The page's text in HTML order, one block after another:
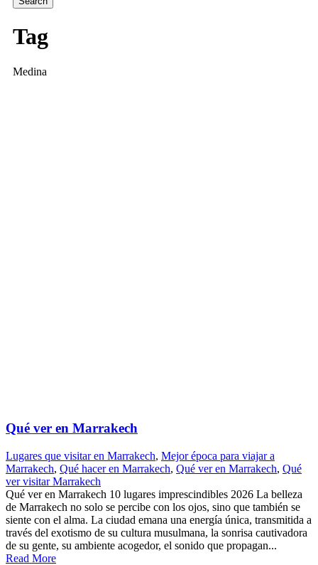
Tag
Medina
Qué ver en Marrakech
Lugares que visitar en Marrakech, Mejor época para viajar a
Marrakech, Qué hacer en Marrakech, Qué ver en Marrakech, Qué
ver visitar Marrakech
Qué ver en Marrakech 10 lugares imprescindibles 2026 La belleza
de Marrakech no solo se percibe con los ojos, sino que también se
siente con el alma. La ciudad emana una energía única, transmitida a
través del exotismo de su cultura musulmana, la sonrisa cautivadora
de su gente, su ambiente acogedor, el sonido que propagan...
Read More